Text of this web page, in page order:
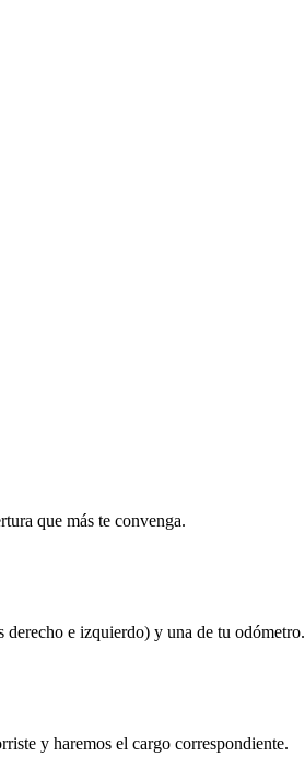
que más te convenga.
derecho e izquierdo) y una de tu odómetro.
y haremos el cargo correspondiente.